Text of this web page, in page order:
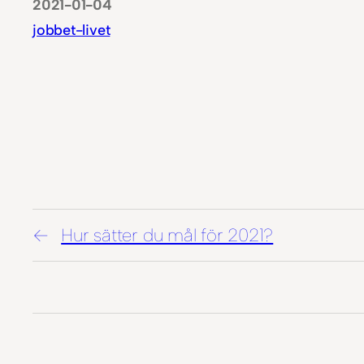
2021-01-04
jobbet-livet
Hur sätter du mål för 2021?